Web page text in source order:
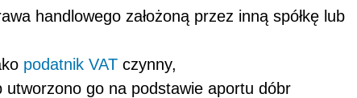
handlowego założoną przez inną spółkę lub
podatnik VAT czynny,
utworzono go na podstawie aportu dóbr